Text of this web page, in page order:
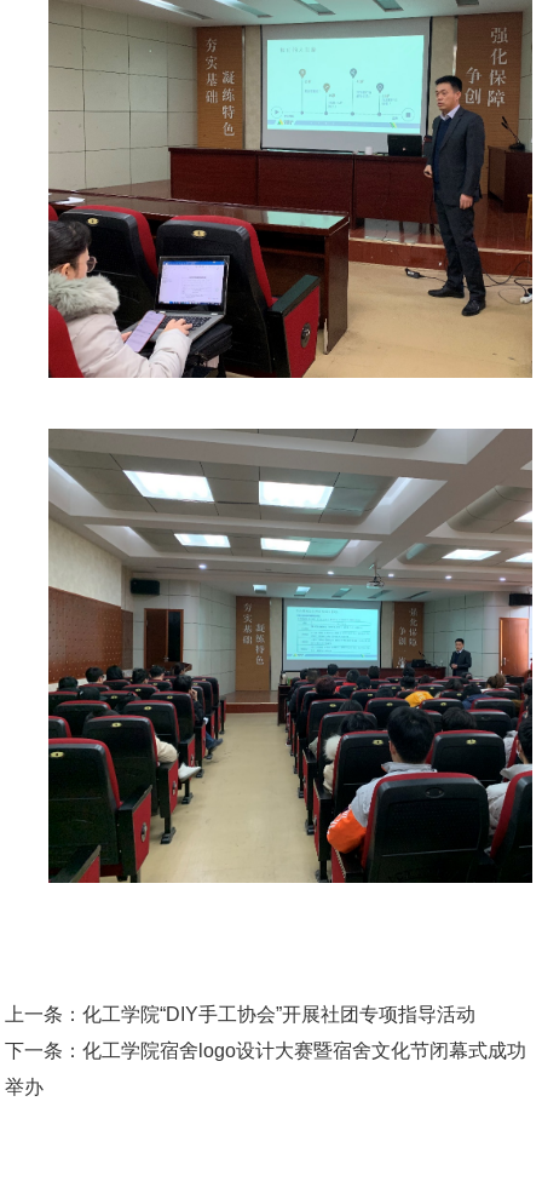
上一条：化工学院“DIY手工协会”开展社团专项指导活动
下一条：化工学院宿舍logo设计大赛暨宿舍文化节闭幕式成功
举办